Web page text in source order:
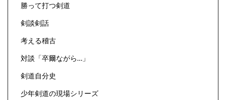
勝って打つ剣道
剣談剣話
考える稽古
対談「卒爾ながら…」
剣道自分史
少年剣道の現場シリーズ